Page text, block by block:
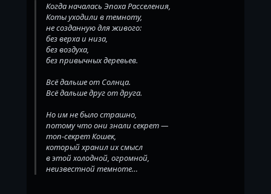
Когда началась Эпоха Расселения,
Коты уходили в темноту,
не созданную для живого:
без верха и низа,
без воздуха,
без привычных деревьев.
Всё дальше от Солнца.
Всё дальше друг от друга.
Но им не было страшно,
потому что они знали секрет —
топ-секрет Кошек,
который хранил их смысл
в этой холодной, огромной,